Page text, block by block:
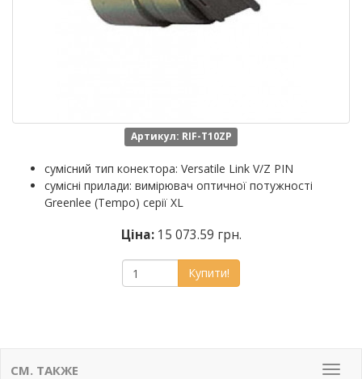
Артикул: RIF-T10ZP
сумісний тип конектора: Versatile Link V/Z PIN
сумісні прилади: вимірювач оптичної потужності
Greenlee (Tempo) серії XL
Ціна: 15 073.59 грн.
Купити!
Меню
СМ. ТАКЖЕ